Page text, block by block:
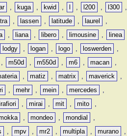
, kuga , kwid , , l200 , l300
,
, lassen , latitude , laurel
,
, liana , libero , limousine , linea
lodgy , logan , logo , loswerden
,
, m50d , m550d , m6 , macan
,
, matiz , matrix , maverick
,
, mehr , mein , mercedes
,
, mirai , mit , mito
,
, mondeo , mondial
,
, mpv , mr2 , multipla , murano
,